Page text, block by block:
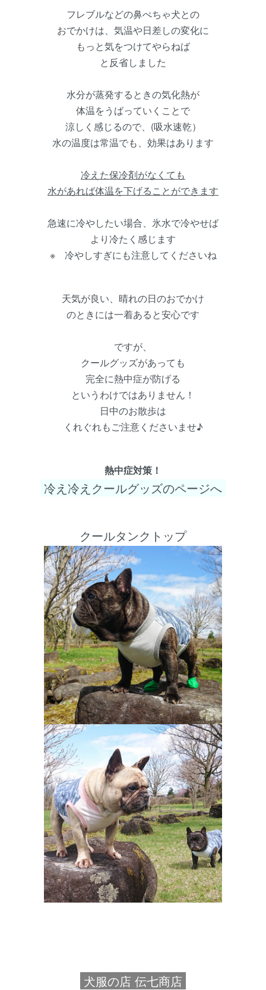
フレブルなどの鼻ぺちゃ犬との
おでかけは、気温や日差しの変化に
もっと気をつけてやらねば
と反省しました
水分が蒸発するときの気化熱が
体温をうばっていくことで
涼しく感じるので、(吸水速乾）
水の温度は常温でも、効果はあります
冷えた保冷剤がなくても
水があれば体温を下げることができます
急速に冷やしたい場合、氷水で冷やせば
より冷たく感じます
※ 冷やしすぎにも注意してくださいね
天気が良い、晴れの日のおでかけ
のときには一着あると安心です
ですが、
クールグッズがあっても
完全に熱中症が防げる
というわけではありません！
日中のお散歩は
くれぐれもご注意くださいませ♪
熱中症対策！
冷え冷えクールグッズのページへ
クールタンクトップ
犬服の店 伝七商店